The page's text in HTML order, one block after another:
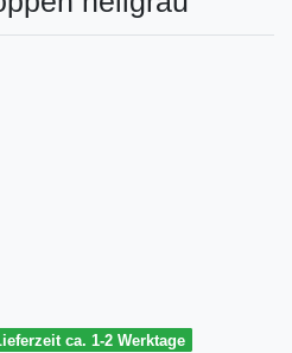
ca. 1-2 Werktage